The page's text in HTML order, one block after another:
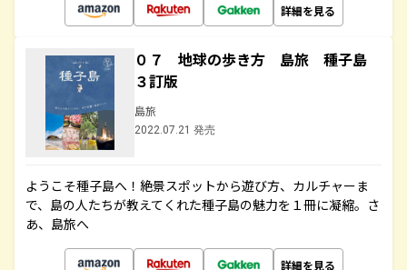
詳細を見る
０７ 地球の歩き方 島旅 種子島
３訂版
島旅
2022.07.21 発売
ようこそ種子島へ！絶景スポットから遊び方、カルチャーま
で、島の人たちが教えてくれた種子島の魅力を１冊に凝縮。さ
あ、島旅へ
詳細を見る